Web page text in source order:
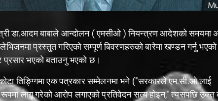
डा.आदम बाबाले आन्दोलन ( एमसीओ ) नियन्त्रण आदेशको समयमा
प्रस्तुत गरिएको सम्पूर्ण बिवरणहरुको बारेमा खण्डन गर्नु
प्रसार भएको बताउनु भएको छ।
तिङ्ग्गिमा एक पत्रकार सम्मेलनमा भने ("सरकारले एम.सी.ओ.लाई
रूपमा लागू गरेको आरोप लगाएको प्रतिवेदन सत्य होइन," त्यसपछि